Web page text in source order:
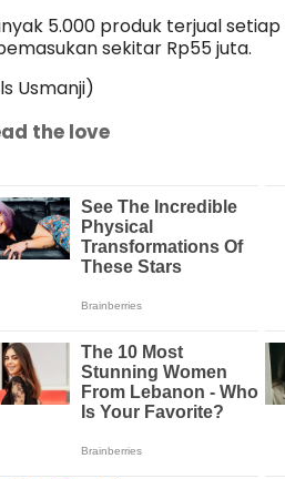
5.000 produk terjual
sekitar Rp55 juta.
Usmanji)
the love